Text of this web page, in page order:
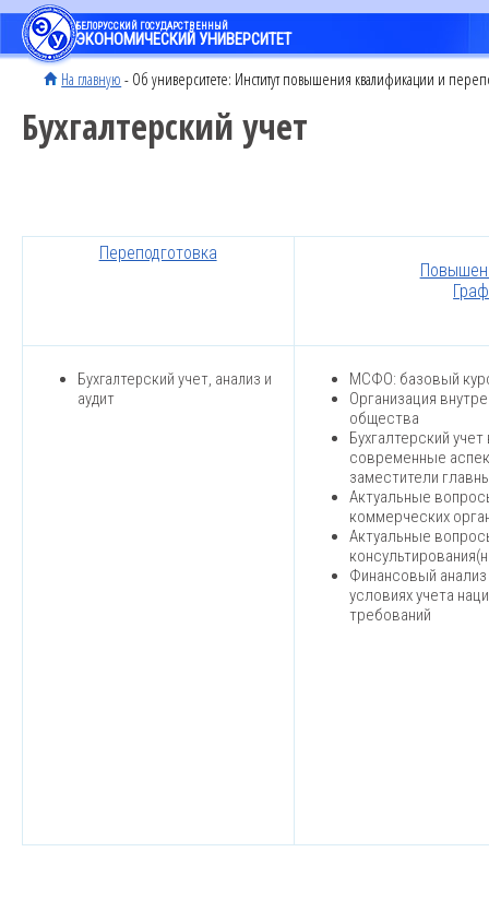
БЕЛОРУССКИЙ ГОСУДАРСТВЕННЫЙ
ЭКОНОМИЧЕСКИЙ УНИВЕРСИТЕТ
На главную - Об университете: Институт повышения квалификации и
Бухгалтерский учет
Переподготовка
Бухгалтерский учет, анализ и
аудит
МСФО: базовый
Организация
общества
Бухгалтерский
современные
заместители
Актуальные
коммерческих
Актуальные
Финансовый анализ
условиях учета
требований